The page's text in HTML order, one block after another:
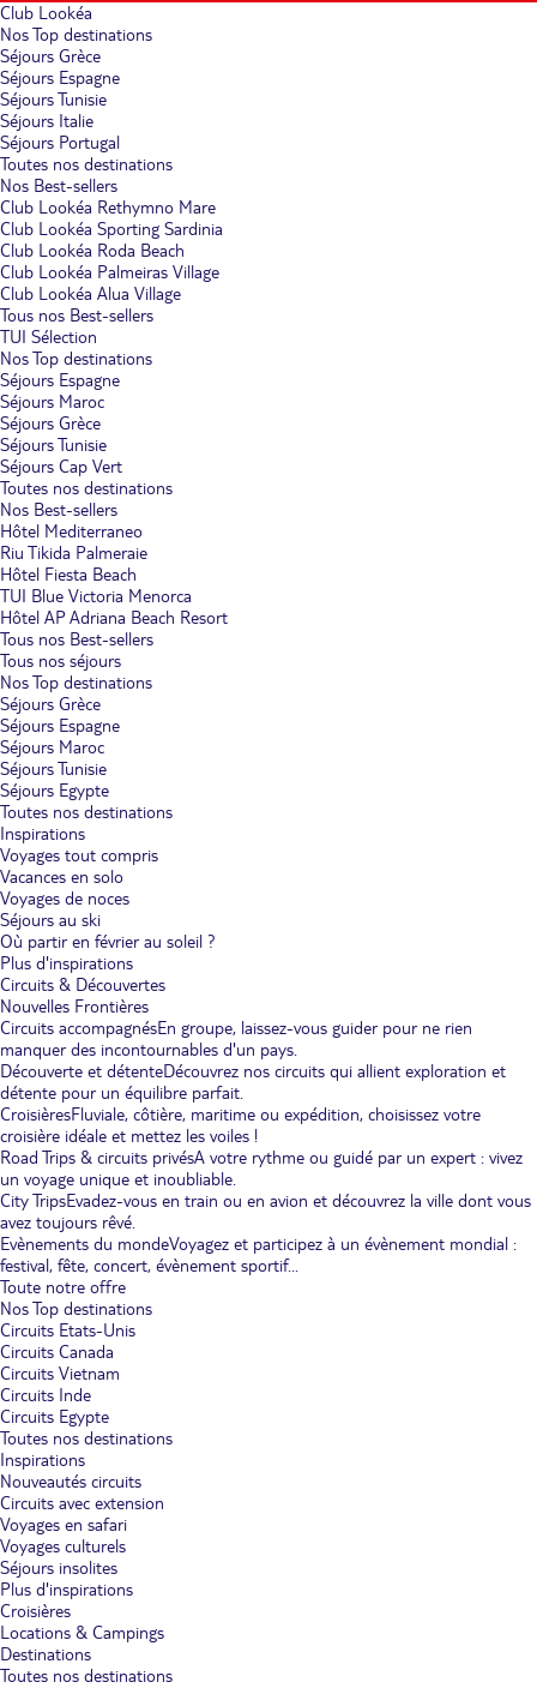
Club Lookéa
Nos Top destinations
Séjours Grèce
Séjours Espagne
Séjours Tunisie
Séjours Italie
Séjours Portugal
Toutes nos destinations
Nos Best-sellers
Club Lookéa Rethymno Mare
Club Lookéa Sporting Sardinia
Club Lookéa Roda Beach
Club Lookéa Palmeiras Village
Club Lookéa Alua Village
Tous nos Best-sellers
TUI Sélection
Nos Top destinations
Séjours Espagne
Séjours Maroc
Séjours Grèce
Séjours Tunisie
Séjours Cap Vert
Toutes nos destinations
Nos Best-sellers
Hôtel Mediterraneo
Riu Tikida Palmeraie
Hôtel Fiesta Beach
TUI Blue Victoria Menorca
Hôtel AP Adriana Beach Resort
Tous nos Best-sellers
Tous nos séjours
Nos Top destinations
Séjours Grèce
Séjours Espagne
Séjours Maroc
Séjours Tunisie
Séjours Egypte
Toutes nos destinations
Inspirations
Voyages tout compris
Vacances en solo
Voyages de noces
Séjours au ski
Où partir en février au soleil ?
Plus d'inspirations
Circuits & Découvertes
Nouvelles Frontières
Circuits accompagnésEn groupe, laissez-vous guider pour ne rien
manquer des incontournables d'un pays.
Découverte et détenteDécouvrez nos circuits qui allient exploration et
détente pour un équilibre parfait.
CroisièresFluviale, côtière, maritime ou expédition, choisissez votre
croisière idéale et mettez les voiles !
Road Trips & circuits privésA votre rythme ou guidé par un expert : vivez
un voyage unique et inoubliable.
City TripsEvadez-vous en train ou en avion et découvrez la ville dont vous
avez toujours rêvé.
Evènements du mondeVoyagez et participez à un évènement mondial :
festival, fête, concert, évènement sportif...
Toute notre offre
Nos Top destinations
Circuits Etats-Unis
Circuits Canada
Circuits Vietnam
Circuits Inde
Circuits Egypte
Toutes nos destinations
Inspirations
Nouveautés circuits
Circuits avec extension
Voyages en safari
Voyages culturels
Séjours insolites
Plus d'inspirations
Croisières
Locations & Campings
Destinations
Toutes nos destinations